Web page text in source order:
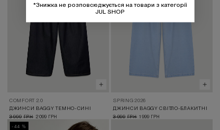
COMFORT 2.0
ДЖИНСИ BAGGY ТЕМНО-СИНІ
3 999 ГРН 2 099 ГРН
SPRING 2026
ДЖИНСИ BAGGY СВІТЛО-БЛАКИТНІ
3 999 ГРН 1 999 ГРН
-44 %
*Знижка не розповсюджується на товари з категорії
JUL SHOP